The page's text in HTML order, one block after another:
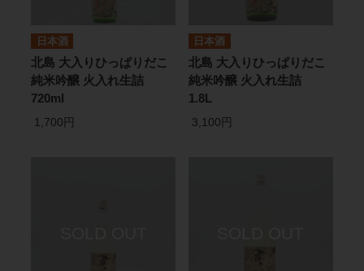
日本酒
北島 大入りひっぱりだこ
純米吟醸 火入れ生詰
720ml
1,700円
日本酒
北島 大入りひっぱりだこ
純米吟醸 火入れ生詰
1.8L
3,100円